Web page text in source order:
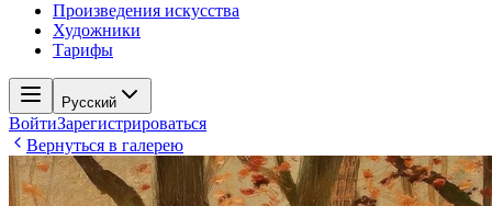
Произведения искусства
Художники
Тарифы
Русский
ВойтиЗарегистрироваться
Вернуться в галерею